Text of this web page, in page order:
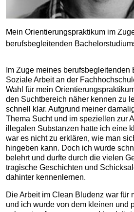
Mein Orientierungspraktikum im
berufsbegleitenden
Im Zuge meines berufsbegleitenden
Soziale Arbeit an der
Wahl für mein
den Suchtbereich näher kennen zu
schnell klar. Aufgrund meiner
Thema Sucht und im speziellen zur
illegalen Substanzen hatte ich eine
war es nicht zu erklären, wie man
hingeben kann. Doch ich wurde
belehrt und durfte durch die vielen
tragische Geschichten und
dahinter kennenlernen.
Die Arbeit im Clean Bludenz war für
und ich wurde von dem kleinen und